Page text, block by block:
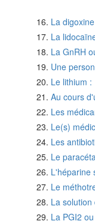
La
La
La GnRH
Une
Le lithium :
Au cours
Les
Le(s)
Les
Le
L'héparine
Le
La solution
La PGI2